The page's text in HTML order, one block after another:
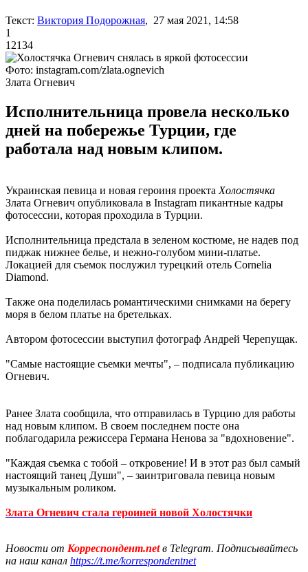
Текст: Виктория Подорожная, 27 мая 2021, 14:58
1
12134
Фото: instagram.com/zlata.ognevich
Злата Огневич
Исполнительница провела несколько
дней на побережье Турции, где
работала над новым клипом.
Украинская певица и новая героиня проекта Холостячка
Злата Огневич опубликовала в Instagram пикантные кадры
фотосессии, которая проходила в Турции.
Исполнительница предстала в зеленом костюме, не надев под
пиджак нижнее белье, и нежно-голубом мини-платье.
Локацией для съемок послужил турецкий отель Cornelia
Diamond.
Также она поделилась романтическими снимками на берегу
моря в белом платье на бретельках.
Автором фотосессии выступил фотограф Андрeй Черепущак.
"Самые настоящие съемки мечты", – подписала публикацию
Огневич.
Ранее Злата сообщила, что отправилась в Турцию для работы
над новым клипом. В своем последнем посте она
поблагодарила режиссера Германа Ненова за "вдохновение".
"Каждая съемка с тобой – откровение! И в этот раз был самый
настоящий танец Души", – заинтриговала певица новым
музыкальным роликом.
Злата Огневич стала героиней новой Холостячки
Новости от Корреспондент.netв Telegram. Подписывайтесь
на наш канал https://t.me/korrespondentnet